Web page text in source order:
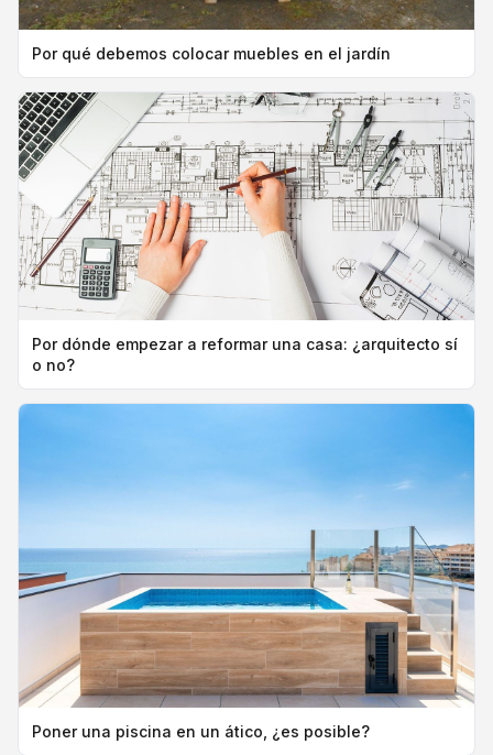
Por qué debemos colocar muebles en el jardín
Por dónde empezar a reformar una casa: ¿arquitecto sí
o no?
Poner una piscina en un ático, ¿es posible?